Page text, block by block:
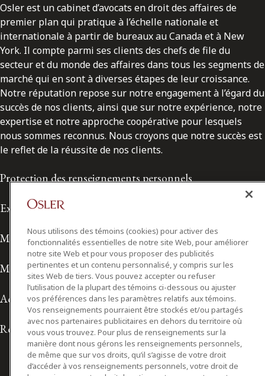
Osler est un cabinet d’avocats en droit des affaires de
premier plan qui pratique à l’échelle nationale et
internationale à partir de bureaux au Canada et à New
York. Il compte parmi ses clients des chefs de file du
secteur et du monde des affaires dans tous les segments de
marché qui en sont à diverses étapes de leur croissance.
Notre réputation repose sur notre engagement à l’égard du
succès de nos clients, ainsi que sur notre expérience, notre
expertise et notre approche coopérative pour lesquels
nous sommes reconnus. Nous croyons que notre succès est
le reflet de la réussite de nos clients.
Protection des renseignements personnels
Exonération de responsabilité
Modalités de prestation de services
Modalités d'utilisation
Accessibilité
Relations avec les médias
Nous utilisons des témoins (cookies) pour activer des
fonctionnalités essentielles de notre site Web, pour améliorer
notre site Web et pour vous proposer des publicités
pertinentes et un contenu personnalisé, y compris sur les
sites Web de tiers. Vous pouvez accepter ou refuser
l’utilisation de la plupart des témoins ci-dessous ou ajuster
vos préférences dans les paramètres relatifs aux témoins.
Vos renseignements pourraient être stockés et/ou partagés
avec nos partenaires publicitaires en dehors du territoire où
vous vous trouvez. Pour plus de renseignements sur la
manière dont nous gérons les renseignements personnels,
de même que sur vos droits, qu’il s’agisse de votre droit
d’accéder à vos renseignements personnels, votre droit de